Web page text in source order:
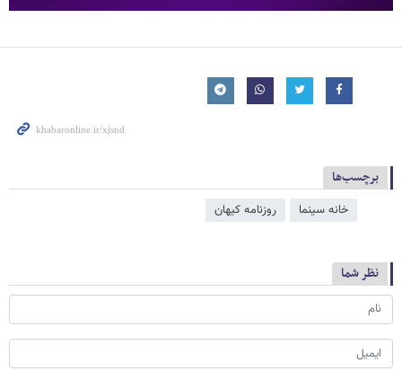
برچسب‌ها
خانه سینما روزنامه کیهان
نظر شما